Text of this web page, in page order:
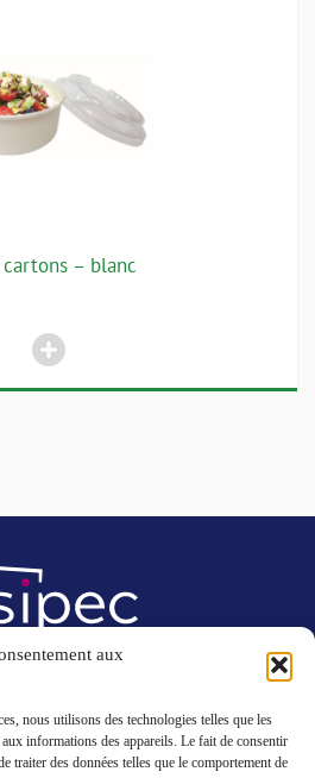
aux
nous utilisons des technologies telles que les
informations des appareils. Le fait de consentir
traiter des données telles que le comportement de
– blanc
Entrepreneurs
l’Ambrésis
Cedex